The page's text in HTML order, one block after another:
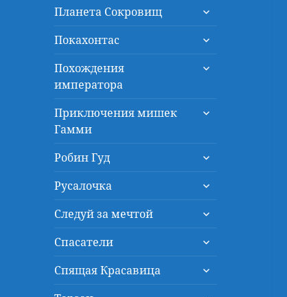
меню
Планета Сокровищ
раскрыть
меню
Покахонтас
раскрыть
меню
Похождения
императора
раскрыть
Приключения мишек
Гамми
раскрыть
Робин Гуд
раскрыть
меню
Русалочка
раскрыть
меню
Следуй за мечтой
раскрыть
меню
Спасатели
раскрыть
меню
Спящая Красавица
раскрыть